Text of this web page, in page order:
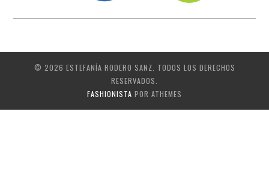
© 2026 ESTEFANÍA RODERO SANZ. TODOS LOS DERECHOS
RESERVADOS.
FASHIONISTA POR ATHEMES